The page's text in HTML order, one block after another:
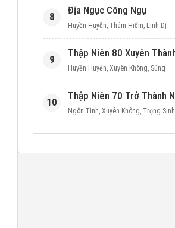
8
Địa Ngục Công Ngụ
Huyền Huyễn, Thám Hiểm, Linh Dị
9
Huyền Huyễn, Xuyên Không, Sủng
10
Ngôn Tình, Xuyên Không, Trọng Sinh